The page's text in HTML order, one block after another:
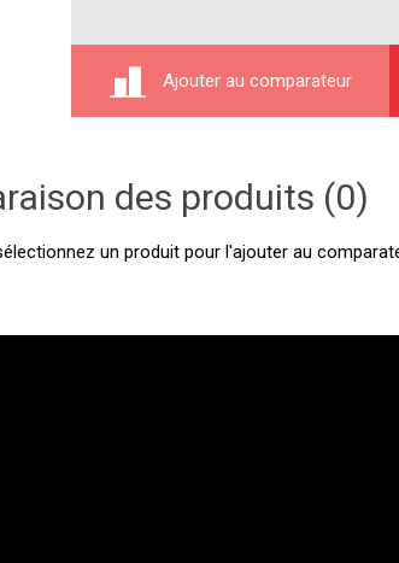
Ajouter au comparateur
des produits (0)
un produit pour l'ajouter au